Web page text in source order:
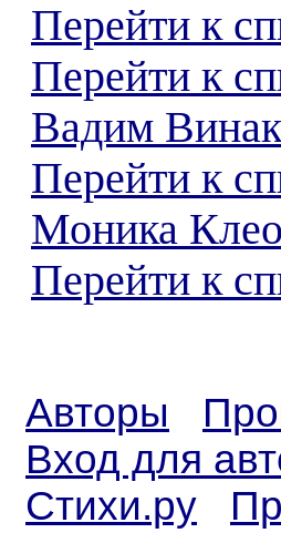
Перейти к
Перейти к
Вадим
Перейти к
Моника
Перейти к
Авторы
Вход для
Стихи.ру